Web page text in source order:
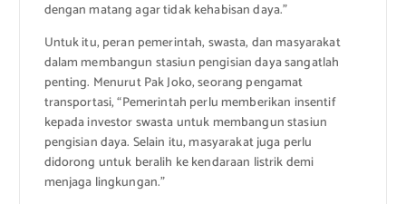
dengan matang agar tidak kehabisan daya.”
Untuk itu, peran pemerintah, swasta, dan masyarakat
dalam membangun stasiun pengisian daya sangatlah
penting. Menurut Pak Joko, seorang pengamat
transportasi, “Pemerintah perlu memberikan insentif
kepada investor swasta untuk membangun stasiun
pengisian daya. Selain itu, masyarakat juga perlu
didorong untuk beralih ke kendaraan listrik demi
menjaga lingkungan.”